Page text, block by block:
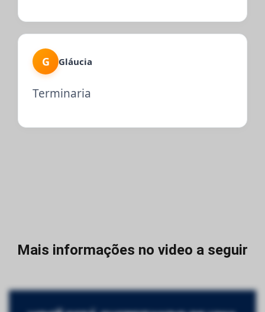
G Gláucia
Terminaria
Mais informações no video a seguir